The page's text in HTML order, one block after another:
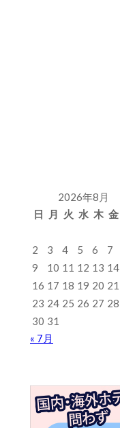
2026年8月
日
月 火 水 木 金
2
3 4 5 6 7
9
10 11 12 13 14
16 17 18 19 20 21
23 24 25 26 27 28
30 31
« 7月